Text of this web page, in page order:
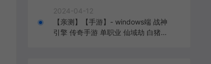
户端 无版本
2024-04-12
【亲测】【手游】- windows端 战神
引擎 传奇手游 单职业 仙域劫 白猪3.